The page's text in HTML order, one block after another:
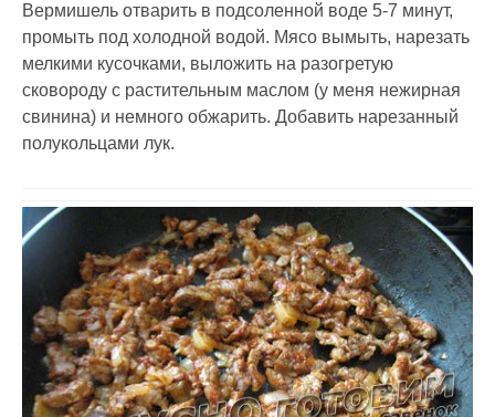
Вермишель отварить в подсоленной воде 5-7 минут,
промыть под холодной водой. Мясо вымыть, нарезать
мелкими кусочками, выложить на разогретую
сковороду с растительным маслом (у меня нежирная
свинина) и немного обжарить. Добавить нарезанный
полукольцами лук.